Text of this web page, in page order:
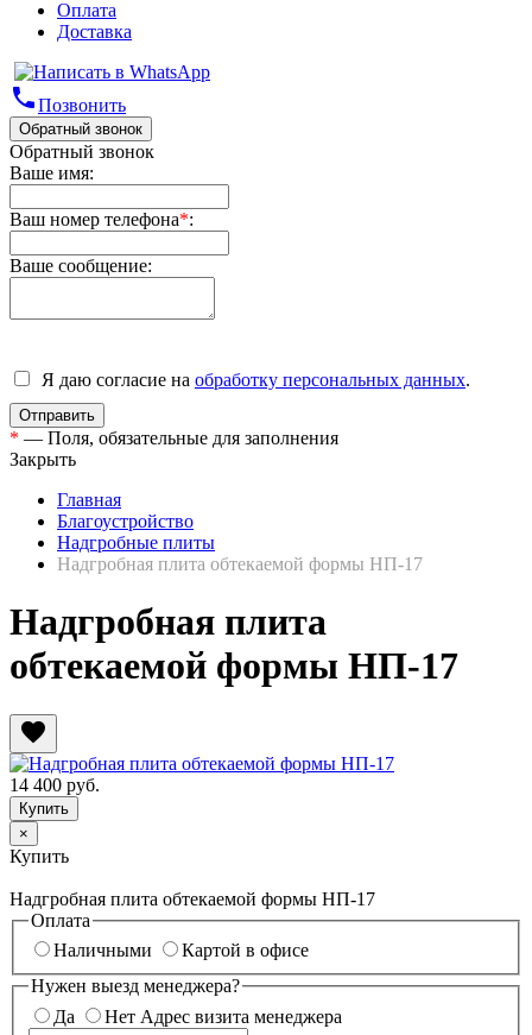
Оплата
Доставка
phoneПозвонить
Обратный звонок
Обратный звонок
Ваше имя:
Ваш номер телефона*:
Ваше сообщение:
Я даю согласие на обработку персональных данных.
* — Поля, обязательные для заполнения
Закрыть
Главная
Благоустройство
Надгробные плиты
Надгробная плита обтекаемой формы НП-17
Надгробная плита
обтекаемой формы НП-17
favorite
14 400 руб.
×
Купить
Надгробная плита обтекаемой формы НП-17
Оплата
Наличными
Картой в офисе
Нужен выезд менеджера?
Да
Нет Адрес визита менеджера